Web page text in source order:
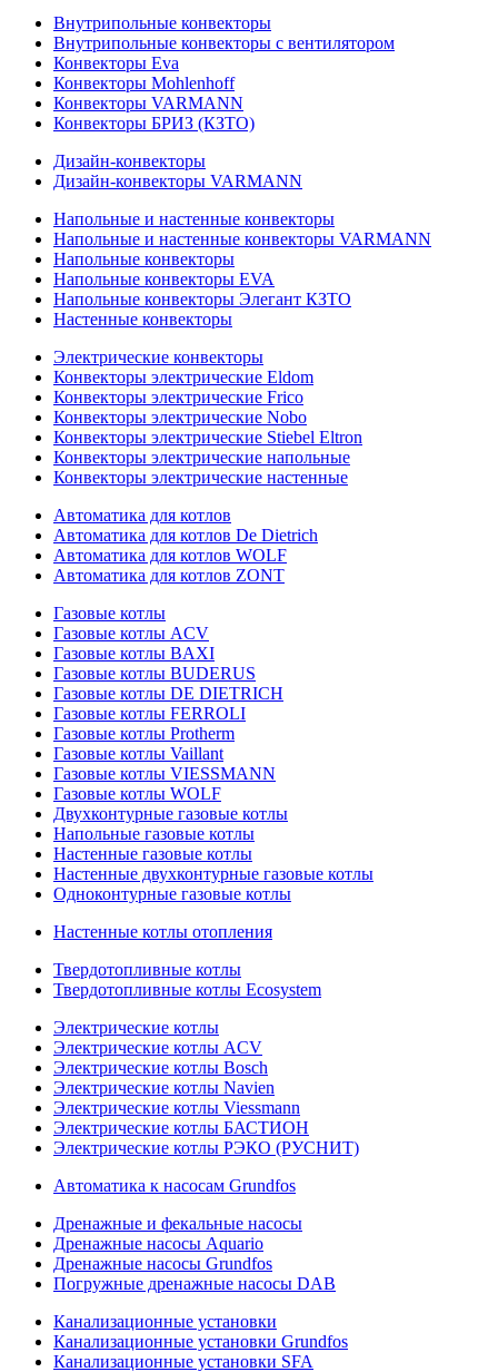
Внутрипольные конвекторы
Внутрипольные конвекторы с вентилятором
Конвекторы Eva
Конвекторы Mohlenhoff
Конвекторы VARMANN
Конвекторы БРИЗ (КЗТО)
Дизайн-конвекторы
Дизайн-конвекторы VARMANN
Напольные и настенные конвекторы
Напольные и настенные конвекторы VARMANN
Напольные конвекторы
Напольные конвекторы EVA
Напольные конвекторы Элегант КЗТО
Настенные конвекторы
Электрические конвекторы
Конвекторы электрические Eldom
Конвекторы электрические Frico
Конвекторы электрические Nobo
Конвекторы электрические Stiebel Eltron
Конвекторы электрические напольные
Конвекторы электрические настенные
Автоматика для котлов
Автоматика для котлов De Dietrich
Автоматика для котлов WOLF
Автоматика для котлов ZONT
Газовые котлы
Газовые котлы ACV
Газовые котлы BAXI
Газовые котлы BUDERUS
Газовые котлы DE DIETRICH
Газовые котлы FERROLI
Газовые котлы Protherm
Газовые котлы Vaillant
Газовые котлы VIESSMANN
Газовые котлы WOLF
Двухконтурные газовые котлы
Напольные газовые котлы
Настенные газовые котлы
Настенные двухконтурные газовые котлы
Одноконтурные газовые котлы
Настенные котлы отопления
Твердотопливные котлы
Твердотопливные котлы Ecosystem
Электрические котлы
Электрические котлы ACV
Электрические котлы Bosch
Электрические котлы Navien
Электрические котлы Viessmann
Электрические котлы БАСТИОН
Электрические котлы РЭКО (РУСНИТ)
Автоматика к насосам Grundfos
Дренажные и фекальные насосы
Дренажные насосы Aquario
Дренажные насосы Grundfos
Погружные дренажные насосы DAB
Канализационные установки
Канализационные установки Grundfos
Канализационные установки SFA